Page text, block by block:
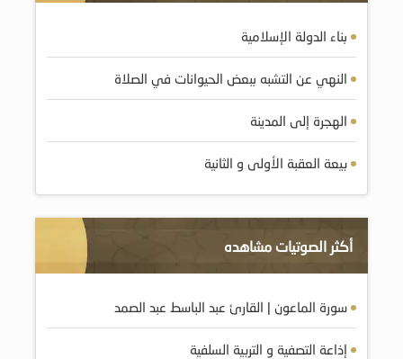
بناء الدولة الإسلامية
النهي عن التشبه ببعض الحيوانات في الصلاة
الهجرة إلى المدينة
بيعة العقبة الأولى و الثانية
أكثر الصوتيات مشاهده
سورة الماعون | القارئ عبد الباسط عبد الصمد
إذاعة التصفية و التربية السلفية